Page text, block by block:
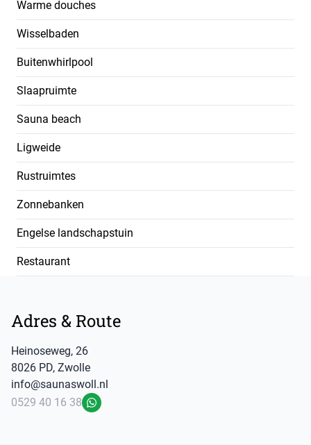
Warme douches
Wisselbaden
Buitenwhirlpool
Slaapruimte
Sauna beach
Ligweide
Rustruimtes
Zonnebanken
Engelse landschapstuin
Restaurant
Adres & Route
Heinoseweg, 26
8026 PD, Zwolle
info@saunaswoll.nl
0529 40 16 38
WhatsApp